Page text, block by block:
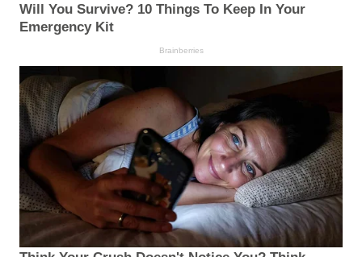
Will You Survive? 10 Things To Keep In Your
Emergency Kit
Brainberries